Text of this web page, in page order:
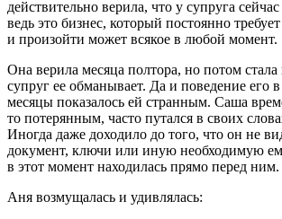
действительно верила, что у супруга
ведь это бизнес, который постоянно
и произойти может всякое в любой момент.
Она верила месяца полтора, но потом
супруг ее обманывает. Да и поведение его
месяцы показалось ей странным. Саша
то потерянным, часто путался в своих
Иногда даже доходило до того, что он не
документ, ключи или иную необходимую
в этот момент находилась прямо перед ним.
Аня возмущалась и удивлялась: